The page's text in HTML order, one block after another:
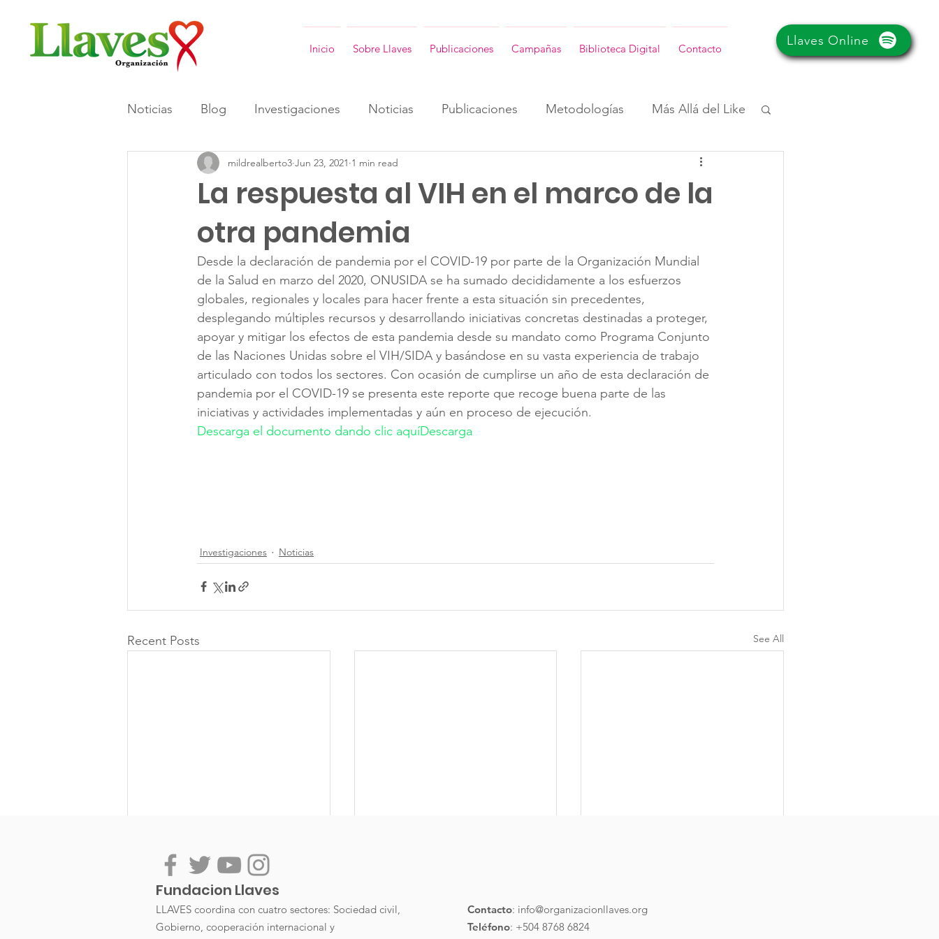
Inicio Sobre Llaves Publicaciones Campañas Biblioteca Digital Contacto
Llaves Online
Noticias Blog Investigaciones Noticias Publicaciones Metodologías Más Allá del Like
#GeneracionesInformadas ENG Consultorias ENG
La respuesta al VIH en el marco de la
otra pandemia
mildrealberto3 Jun 23, 2021 1 min read
Desde la declaración de pandemia por el COVID-19 por parte de la Organización Mundial
de la Salud en marzo del 2020, ONUSIDA se ha sumado decididamente a los esfuerzos
globales, regionales y locales para hacer frente a esta situación sin precedentes,
desplegando múltiples recursos y desarrollando iniciativas concretas destinadas a proteger,
apoyar y mitigar los efectos de esta pandemia desde su mandato como Programa Conjunto
de las Naciones Unidas sobre el VIH/SIDA y basándose en su vasta experiencia de trabajo
articulado con todos los sectores. Con ocasión de cumplirse un año de esta declaración de
pandemia por el COVID-19 se presenta este reporte que recoge buena parte de las
iniciativas y actividades implementadas y aún en proceso de ejecución.
Descarga el documento dando clic aquíDescarga
Investigaciones Noticias
Recent Posts See All
refugio aprobada el 29 de abril
Comments
Write a comment...
Fundacion Llaves
LLAVES coordina con cuatro sectores: Sociedad civil,
Gobierno, cooperación internacional y
Contacto: info@organizacionllaves.org
Teléfono: +504 8768 6824